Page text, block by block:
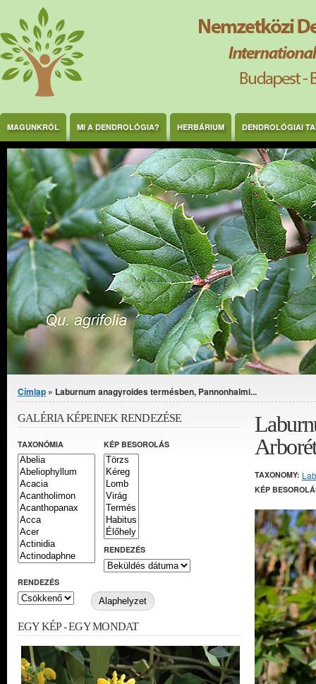
Ugrás a tartalomra
MAGUNKRÓL MI A DENDROLÓGIA? HERBÁRIUM DENDROLÓGIAI
Jelenlegi hely
Címlap » Laburnum anagyroides termésben, Pannonhalmi...
TAXONOMY:
KÉP
GALÉRIA KÉPEINEK RENDEZÉSE
TAXONÓMIA KÉP BESOROLÁS
RENDEZÉS
RENDEZÉS
EGY KÉP - EGY MONDAT